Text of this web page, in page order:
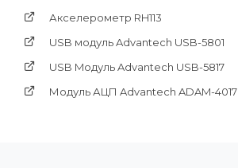
Акселерометр RH113
USB модуль Advantech USB-5801
USB Mодуль Advantech USB-5817
Модуль АЦП Advantech ADAM-4017